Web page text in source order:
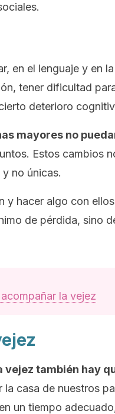
en el lenguaje y en
tener dificultad
deterioro
mayores no
Estos cambios
no únicas.
y hacer algo con
de pérdida, sino
la vejez
vejez también hay
casa de nuestros
un tiempo